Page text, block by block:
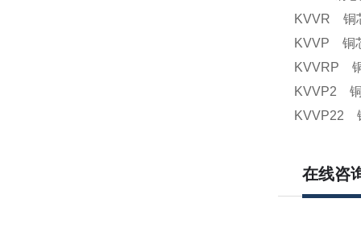
KVVR 铜
KVVP 铜
KVVRP 铜
KVVP2 铜
KVVP22
在线咨